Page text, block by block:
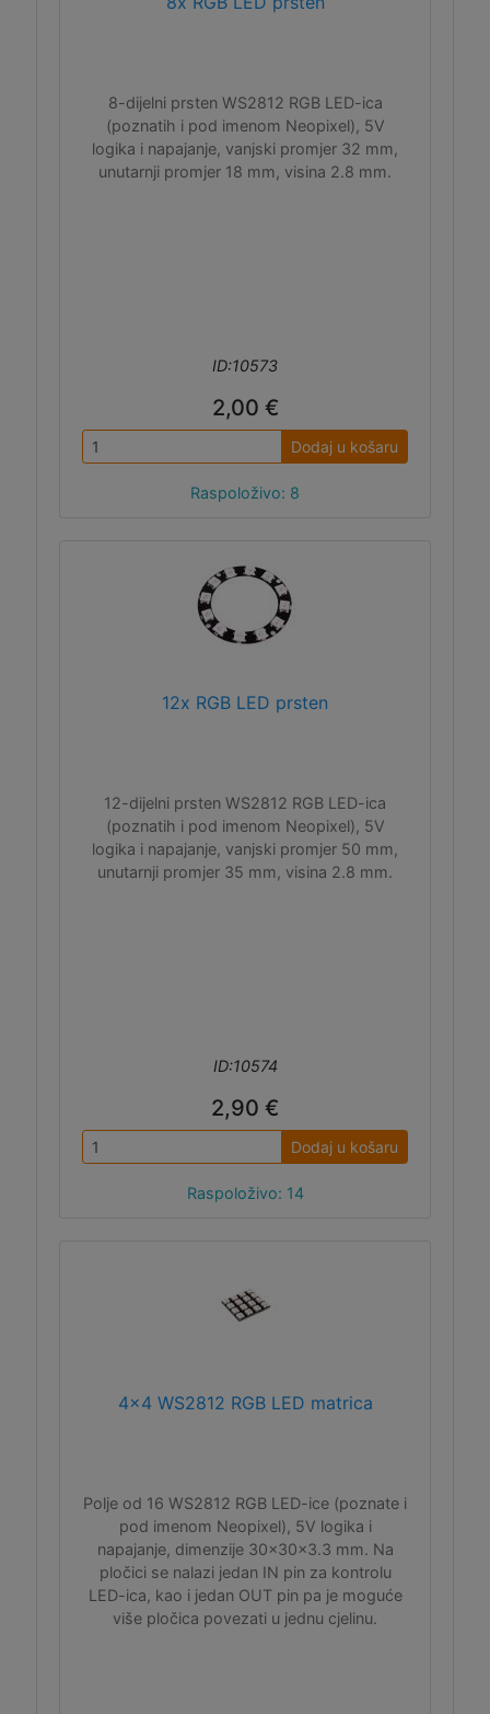
8-dijelni prsten WS2812 RGB LED-ica
(poznatih i pod imenom Neopixel), 5V
logika i napajanje, vanjski promjer 32 mm,
unutarnji promjer 18 mm, visina 2.8 mm.
ID:10573
2,00 €
Dodaj u košaru
Raspoloživo: 8
12x RGB LED prsten
12-dijelni prsten WS2812 RGB LED-ica
(poznatih i pod imenom Neopixel), 5V
logika i napajanje, vanjski promjer 50 mm,
unutarnji promjer 35 mm, visina 2.8 mm.
ID:10574
2,90 €
Dodaj u košaru
Raspoloživo: 14
4x4 WS2812 RGB LED matrica
Polje od 16 WS2812 RGB LED-ice (poznate i
pod imenom Neopixel), 5V logika i
napajanje, dimenzije 30x30x3.3 mm. Na
pločici se nalazi jedan IN pin za kontrolu
LED-ica, kao i jedan OUT pin pa je moguće
više pločica povezati u jednu cjelinu.